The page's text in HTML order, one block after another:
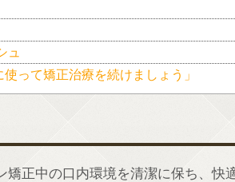
ュ
って矯正治療を続けましょう」
矯正中の口内環境を清潔に保ち、快